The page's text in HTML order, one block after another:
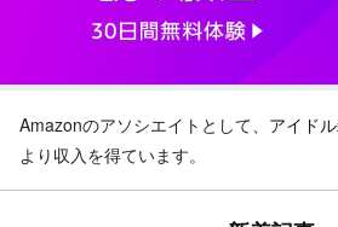
Amazonのアソシエイトとして、 アイド
より収入を得ています。